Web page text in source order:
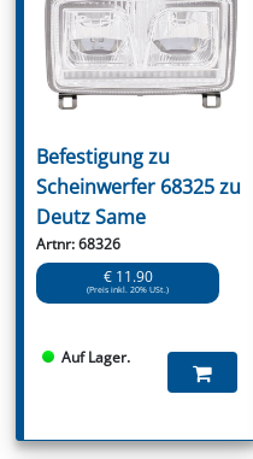
Befestigung zu
Scheinwerfer 68325 zu
Deutz Same
Artnr: 68326
€ 11.90
(Preis inkl. 20% USt.)
Auf Lager.